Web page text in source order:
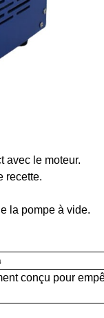
avec le moteur.
recette.
la pompe à vide.
conçu pour